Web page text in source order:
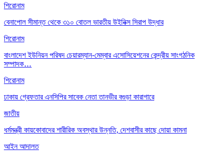
শিরোনাম
বেনাপোল সীমান্ত থেকে ৩১০ বোতল ভারতীয় উইনিক্স সিরাপ উদ্ধার
শিরোনাম
বাংলাদেশ ইউনিয়ন পরিষদ চেয়ারম্যান-মেম্বার এসোসিয়েশনের কেন্দ্রীয় সাংগঠনিক
সম্পাদক…
শিরোনাম
ঢাকায় গ্রেফতার এনসিপির সাবেক নেতা তানভীর বগুড়া কারাগারে
জাতীয়
ধর্মমন্ত্রী কায়কোবাদের শারীরিক অবস্থার উন্নতি, দেশবাসীর কাছে দোয়া কামনা
আইন আদালত